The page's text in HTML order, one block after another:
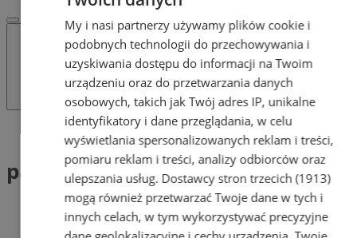
Tag: pałac miechowice
pałac miechowice (1)
My i nasi partnerzy używamy plików cookie i
podobnych technologii do przechowywania i
uzyskiwania dostępu do informacji na Twoim
urządzeniu oraz do przetwarzania danych
osobowych, takich jak Twój adres IP, unikalne
identyfikatory i dane przeglądania, w celu
wyświetlania spersonalizowanych reklam i treści,
pomiaru reklam i treści, analizy odbiorców oraz
ulepszania usług. Dostawcy stron trzecich (1913)
mogą również przetwarzać Twoje dane w tych i
innych celach, w tym wykorzystywać precyzyjne